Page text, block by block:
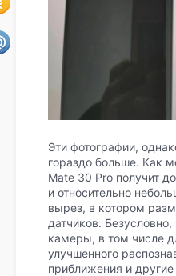
Эти фотографии,
гораздо больше. Как
Mate 30 Pro получит
и относительно
вырез, в котором
датчиков.
камеры, в том числе
улучшенного
приближения и